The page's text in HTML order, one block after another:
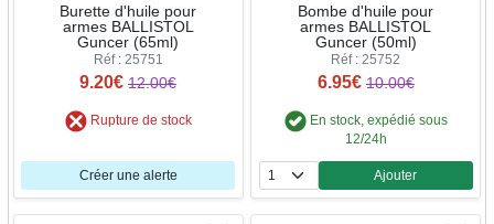
Burette d'huile pour
armes BALLISTOL
Guncer (65ml)
Réf : 25751
9.20€ 12.00€
Rupture de stock
Créer une alerte
Bombe d'huile pour
armes BALLISTOL
Guncer (50ml)
Réf : 25752
6.95€ 10.00€
En stock, expédié sous
12/24h
Quantité
Ajouter